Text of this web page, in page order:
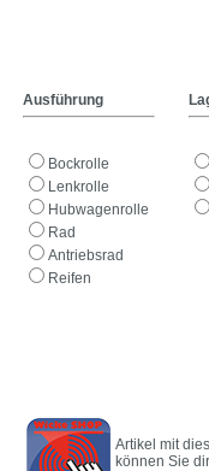
Ausführung
Bockrolle
Lenkrolle
Hubwagenrolle
Rad
Antriebsrad
Reifen
Artikel mit
können Sie